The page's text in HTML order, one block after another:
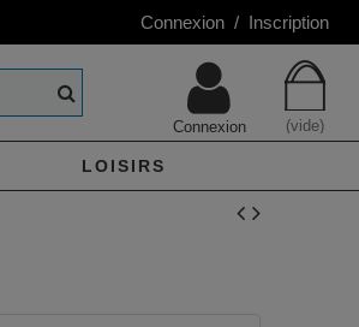
Connexion / Inscription
(vide)
Connexion
LOISIRS